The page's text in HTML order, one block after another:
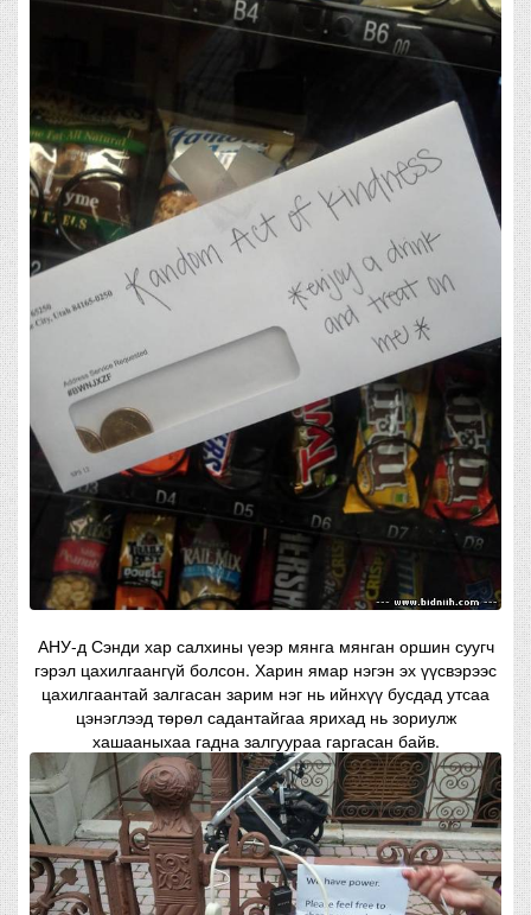
АНУ-д Сэнди хар салхины үеэр мянга мянган оршин суугч
гэрэл цахилгаангүй болсон. Харин ямар нэгэн эх үүсвэрээс
цахилгаантай залгасан зарим нэг нь ийнхүү бусдад утсаа
цэнэглээд төрөл садантайгаа ярихад нь зориулж
хашааныхаа гадна залгуураа гаргасан байв.